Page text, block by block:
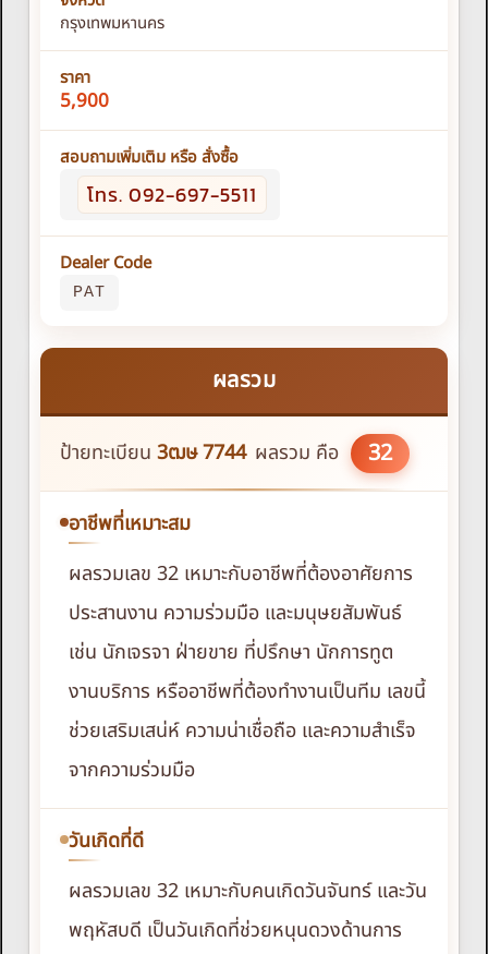
กรุงเทพมหานคร
ราคา
5,900
สอบถามเพิ่มเติม หรือ สั่งซื้อ
โทร. 092-697-5511
Dealer Code
PAT
ผลรวม
ป้ายทะเบียน 3ฒษ7744 ผลรวม คือ 32
อาชีพที่เหมาะสม
ผลรวมเลข 32 เหมาะกับอาชีพที่ต้องอาศัยการ
ประสานงาน ความร่วมมือ และมนุษยสัมพันธ์
เช่น นักเจรจา ฝ่ายขาย ที่ปรึกษา นักการทูต
งานบริการ หรืออาชีพที่ต้องทำงานเป็นทีม เลขนี้
ช่วยเสริมเสน่ห์ ความน่าเชื่อถือ และความสำเร็จ
จากความร่วมมือ
วันเกิดที่ดี
ผลรวมเลข 32 เหมาะกับคนเกิดวันจันทร์ และวัน
พฤหัสบดี เป็นวันเกิดที่ช่วยหนุนดวงด้านการ